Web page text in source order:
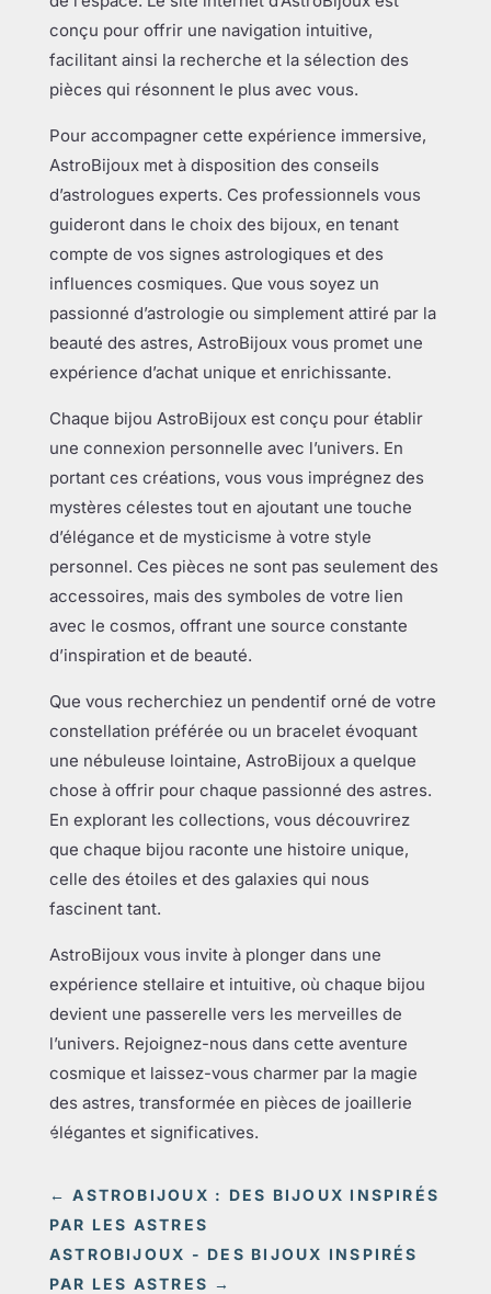
conçu pour offrir une navigation intuitive,
facilitant ainsi la recherche et la sélection des
pièces qui résonnent le plus avec vous.
Pour accompagner cette expérience immersive,
AstroBijoux met à disposition des conseils
d’astrologues experts. Ces professionnels vous
guideront dans le choix des bijoux, en tenant
compte de vos signes astrologiques et des
influences cosmiques. Que vous soyez un
passionné d’astrologie ou simplement attiré par la
beauté des astres, AstroBijoux vous promet une
expérience d’achat unique et enrichissante.
Chaque bijou AstroBijoux est conçu pour établir
une connexion personnelle avec l’univers. En
portant ces créations, vous vous imprégnez des
mystères célestes tout en ajoutant une touche
d’élégance et de mysticisme à votre style
personnel. Ces pièces ne sont pas seulement des
accessoires, mais des symboles de votre lien
avec le cosmos, offrant une source constante
d’inspiration et de beauté.
Que vous recherchiez un pendentif orné de votre
constellation préférée ou un bracelet évoquant
une nébuleuse lointaine, AstroBijoux a quelque
chose à offrir pour chaque passionné des astres.
En explorant les collections, vous découvrirez
que chaque bijou raconte une histoire unique,
celle des étoiles et des galaxies qui nous
fascinent tant.
AstroBijoux vous invite à plonger dans une
expérience stellaire et intuitive, où chaque bijou
devient une passerelle vers les merveilles de
l’univers. Rejoignez-nous dans cette aventure
cosmique et laissez-vous charmer par la magie
des astres, transformée en pièces de joaillerie
élégantes et significatives.
←ASTROBIJOUX : DES BIJOUX INSPIRÉS
PAR LES ASTRES
ASTROBIJOUX - DES BIJOUX INSPIRÉS
PAR LES ASTRES →